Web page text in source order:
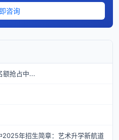
咨询
额抢占中...
2025年招生简章：艺术升学新航道